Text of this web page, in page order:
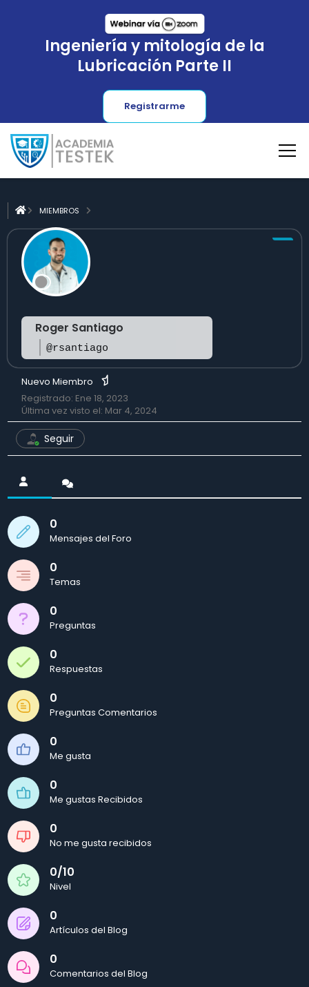
Ingeniería y mitología de la
Lubricación Parte II
Registrarme
MIEMBROS
Roger Santiago
@rsantiago
Nuevo Miembro
Registrado: Ene 18, 2023
Última vez visto el: Mar 4, 2024
Seguir
0
Mensajes del Foro
0
Temas
0
Preguntas
0
Respuestas
0
Preguntas Comentarios
0
Me gusta
0
Me gustas Recibidos
0
No me gusta recibidos
0/10
Nivel
0
Artículos del Blog
0
Comentarios del Blog